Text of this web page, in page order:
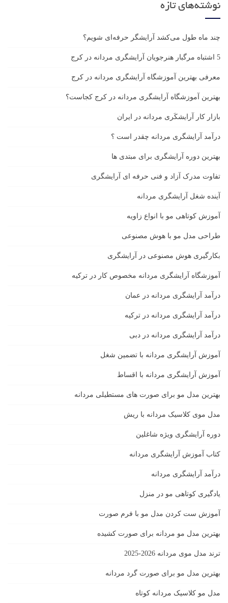
نوشته‌های تازه
چند ماه طول می‌کشد آرایشگر حرفه‌ای شویم؟
5 اشتباه مرگبار هنرجویان آرایشگری مردانه در کرج
معرفی بهترین آموزشگاه آرایشگری مردانه در کرج
بهترین آموزشگاه آرایشگری مردانه در کرج کجاست؟
بازار كار آرايشكَرى مردانه در ايران
درآمد آرایشگری مردانه چقدر است ؟
بهترین دوره آرایشگری برای مبتدی ها
تفاوت مدرک آزاد و فنی حرفه ای آرایشگری
آینده شغل آرایشگری مردانه
آموزش کوتاهی مو با انواع زاویه
طراحی مدل مو با هوش مصنوعی
بکارگیری هوش مصنوعی در آرایشگری
آموزشگاه آرایشگری مردانه مخصوص کار در ترکیه
درآمد آرایشگری مردانه در عمان
درآمد آرایشگری مردانه در ترکیه
درآمد آرایشگری مردانه در دبی
آموزش آرایشگری مردانه با تضمین شغل
آموزش آرایشگری مردانه با اقساط
بهترین مدل مو برای صورت های مستطیلی مردانه
مدل موی کلاسیک مردانه با ریش
دوره آرایشگری ویژه شاغلین
کتاب آموزش آرایشگری مردانه
درآمد آرایشگری مردانه
یادگیری كوتاهى مو در منزل
آموزش ست كردن مدل مو با فرم صورت
بهترین مدل مو مردانه برای صورت کشیده
ترند مدل موی مردانه 2026-2025
بهترين مدل مو براى صورت گرد مردانه
مدل مو کلاسیک مردانه کوتاه